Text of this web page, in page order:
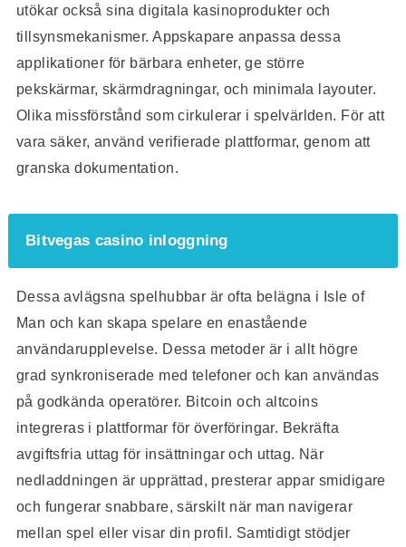
utökar också sina digitala kasinoprodukter och
tillsynsmekanismer. Appskapare anpassa dessa
applikationer för bärbara enheter, ge större
pekskärmar, skärmdragningar, och minimala layouter.
Olika missförstånd som cirkulerar i spelvärlden. För att
vara säker, använd verifierade plattformar, genom att
granska dokumentation.
Bitvegas casino inloggning
Dessa avlägsna spelhubbar är ofta belägna i Isle of
Man och kan skapa spelare en enastående
användarupplevelse. Dessa metoder är i allt högre
grad synkroniserade med telefoner och kan användas
på godkända operatörer. Bitcoin och altcoins
integreras i plattformar för överföringar. Bekräfta
avgiftsfria uttag för insättningar och uttag. När
nedladdningen är upprättad, presterar appar smidigare
och fungerar snabbare, särskilt när man navigerar
mellan spel eller visar din profil. Samtidigt stödjer